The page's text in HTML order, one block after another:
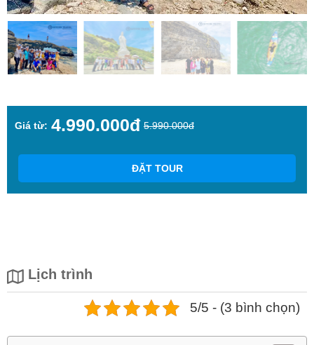
Giá từ: 4.990.000đ 5.990.000đ
ĐẶT TOUR
Lịch trình
5/5 - (3 bình chọn)